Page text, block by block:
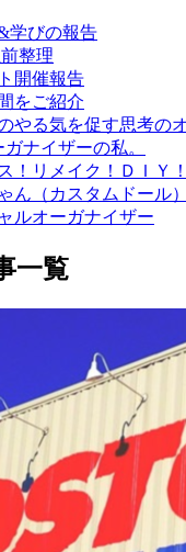
学びの報告
整理
開催報告
をご紹介
やる気を促す思考の
ナイザーの私。
！リメイク！ＤＩＹ！
ん（カスタムドール）
ルオーガナイザー
一覧